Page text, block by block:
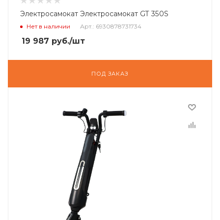
Электросамокат Электросамокат GT 350S
Нет в наличии Арт.: 6930878731734
19 987 руб./шт
ПОД ЗАКАЗ